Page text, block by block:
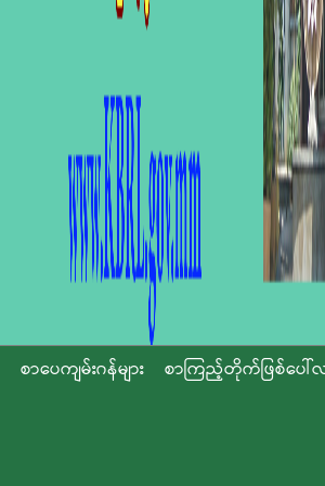
စာပေကျမ်းဂန်များ
စာကြည့်တိုက်ဖြစ်ပေါ်